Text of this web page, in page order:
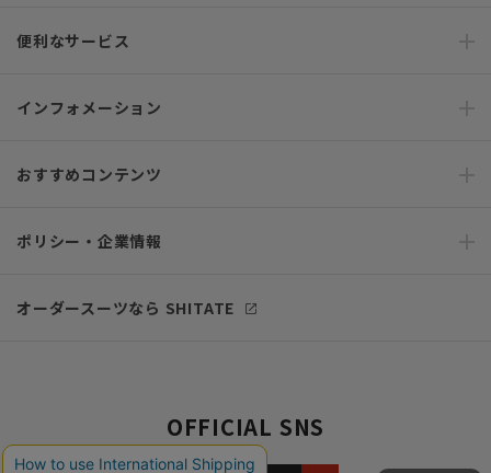
便利なサービス
インフォメーション
おすすめコンテンツ
ポリシー・企業情報
オーダースーツなら SHITATE
OFFICIAL SNS